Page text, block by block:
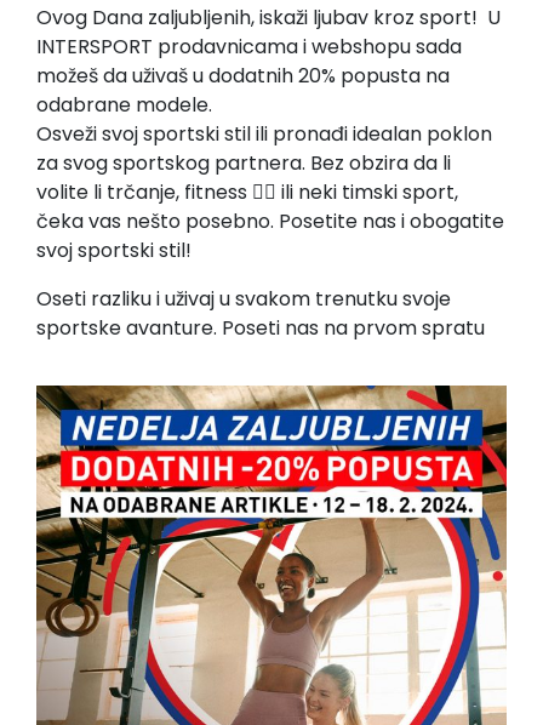
Ovog Dana zaljubljenih, iskaži ljubav kroz sport! U
INTERSPORT prodavnicama i webshopu sada
možeš da uživaš u dodatnih 20% popusta na
odabrane modele.
Osveži svoj sportski stil ili pronađi idealan poklon
za svog sportskog partnera. Bez obzira da li
volite li trčanje, fitness 🏋🏻 ili neki timski sport,
čeka vas nešto posebno. Posetite nas i obogatite
svoj sportski stil!
Oseti razliku i uživaj u svakom trenutku svoje
sportske avanture. Poseti nas na prvom spratu